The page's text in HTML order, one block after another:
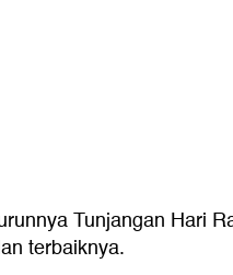
Tunjangan Hari
terbaiknya.